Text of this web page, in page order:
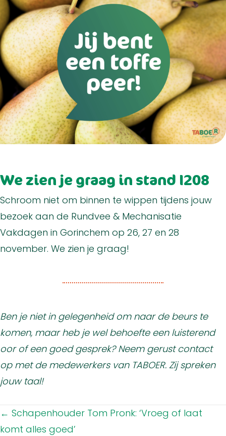
We zien je graag in stand I208
Schroom niet om binnen te wippen tijdens jouw
bezoek aan de Rundvee & Mechanisatie
Vakdagen in Gorinchem op 26, 27 en 28
november. We zien je graag!
Ben je niet in gelegenheid om naar de beurs te
komen, maar heb je wel behoefte een luisterend
oor of een goed gesprek? Neem gerust contact
op met de medewerkers van TABOER. Zij spreken
jouw taal!
Posts
navigation
← Schapenhouder Tom Pronk: ‘Vroeg of laat
komt alles goed’